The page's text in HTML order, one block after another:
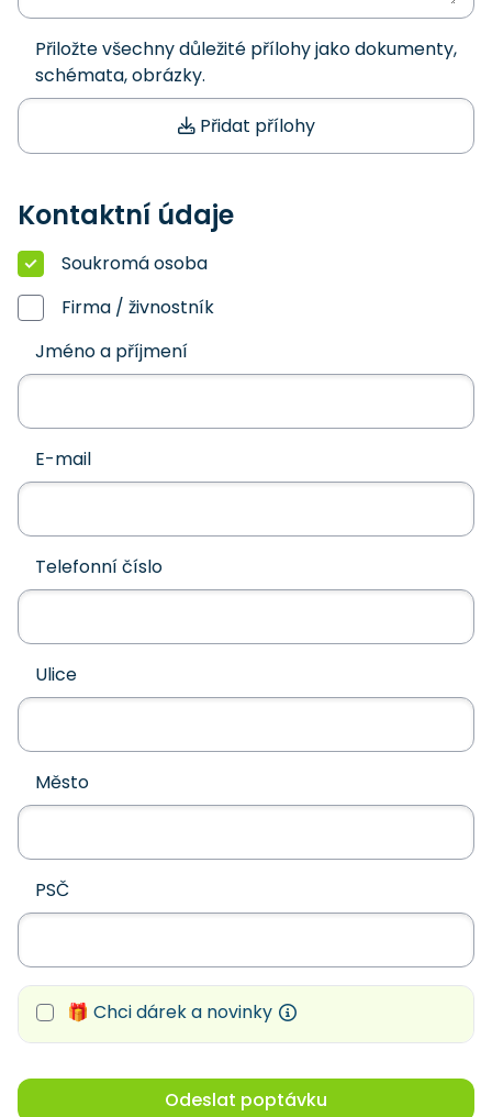
Přiložte všechny důležité přílohy jako dokumenty,
schémata, obrázky.
Přidat přílohy
Kontaktní údaje
Soukromá osoba
Firma / živnostník
Jméno a příjmení
E-mail
Telefonní číslo
Ulice
Město
PSČ
🎁 Chci dárek a novinky
Odeslat poptávku